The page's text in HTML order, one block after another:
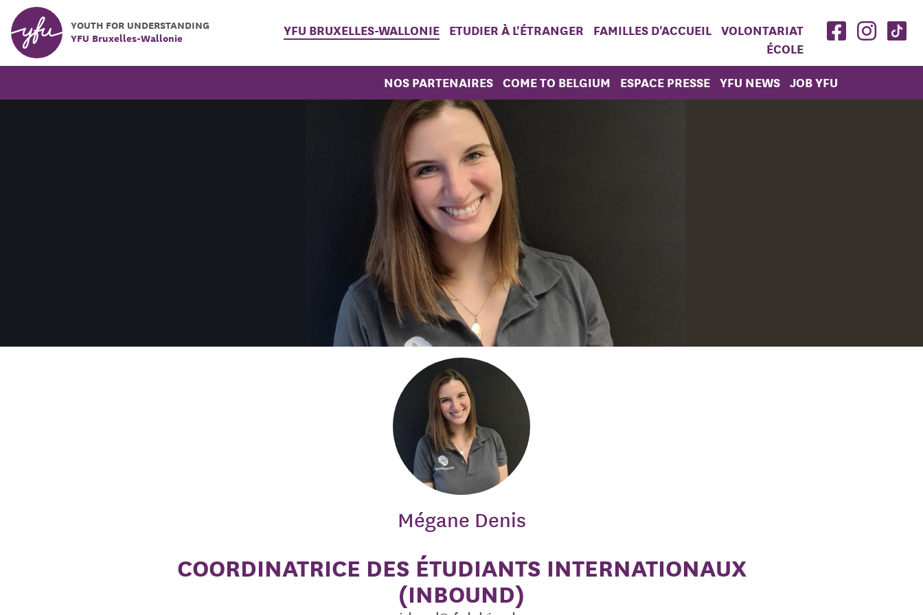
YOUTH FOR UNDERSTANDING
YFU Bruxelles-Wallonie
YFU BRUXELLES-WALLONIE ETUDIER À L'ÉTRANGER FAMILLES D'ACCUEIL
VOLONTARIAT
ÉCOLE
NOS PARTENAIRES COME TO BELGIUM ESPACE PRESSE YFU NEWS JOB YFU
Mégane Denis
COORDINATRICE DES ÉTUDIANTS INTERNATIONAUX
(INBOUND)